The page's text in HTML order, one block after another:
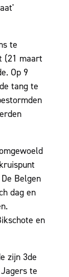
te
(21 maart
Op 9
tang te
Belgen
dag en
en
zijn 3de
te